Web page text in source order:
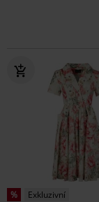
% Exkluzivní